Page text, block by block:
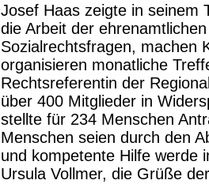
Josef Haas zeigte in seinem
die Arbeit der
Sozialrechtsfragen, machen
organisieren monatliche
Rechtsreferentin der
über 400 Mitglieder in
stellte für 234 Menschen
Menschen seien durch den
und kompetente Hilfe werde
Ursula Vollmer, die Grüße